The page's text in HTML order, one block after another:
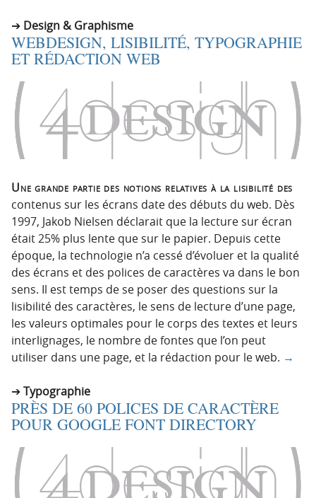
Design & Graphisme
WEBDESIGN, LISIBILITÉ, TYPOGRAPHIE
ET RÉDACTION WEB
Une grande partie des notions relatives à la lisibilité des
contenus sur les écrans date des débuts du web. Dès
1997, Jakob Nielsen déclarait que la lecture sur écran
était 25% plus lente que sur le papier. Depuis cette
époque, la technologie n’a cessé d’évoluer et la qualité
des écrans et des polices de caractères va dans le bon
sens. Il est temps de se poser des questions sur la
lisibilité des caractères, le sens de lecture d’une page,
les valeurs optimales pour le corps des textes et leurs
interlignages, le nombre de fontes que l’on peut
utiliser dans une page, et la rédaction pour le web. →
Typographie
PRÈS DE 60 POLICES DE CARACTÈRE
POUR GOOGLE FONT DIRECTORY